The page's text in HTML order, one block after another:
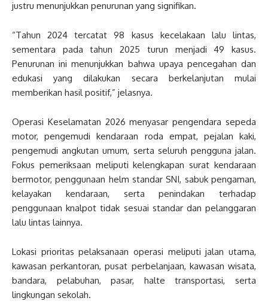
justru menunjukkan penurunan yang signifikan.
“Tahun 2024 tercatat 98 kasus kecelakaan lalu lintas,
sementara pada tahun 2025 turun menjadi 49 kasus.
Penurunan ini menunjukkan bahwa upaya pencegahan dan
edukasi yang dilakukan secara berkelanjutan mulai
memberikan hasil positif,” jelasnya.
Operasi Keselamatan 2026 menyasar pengendara sepeda
motor, pengemudi kendaraan roda empat, pejalan kaki,
pengemudi angkutan umum, serta seluruh pengguna jalan.
Fokus pemeriksaan meliputi kelengkapan surat kendaraan
bermotor, penggunaan helm standar SNI, sabuk pengaman,
kelayakan kendaraan, serta penindakan terhadap
penggunaan knalpot tidak sesuai standar dan pelanggaran
lalu lintas lainnya.
Lokasi prioritas pelaksanaan operasi meliputi jalan utama,
kawasan perkantoran, pusat perbelanjaan, kawasan wisata,
bandara, pelabuhan, pasar, halte transportasi, serta
lingkungan sekolah.